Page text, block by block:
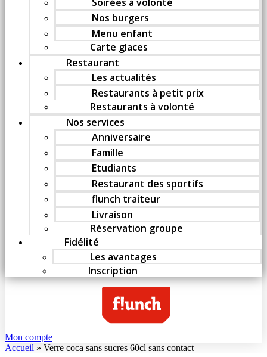
Nos burgers
Menu enfant
Carte glaces
Restaurant
Les actualités
Restaurants à petit prix
Restaurants à volonté
Nos services
Anniversaire
Famille
Etudiants
Restaurant des sportifs
flunch traiteur
Livraison
Réservation groupe
Fidélité
Les avantages
Inscription
Mon compte
Accueil » Verre coca sans sucres 60cl sans contact